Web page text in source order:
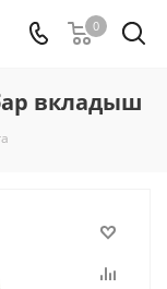
0
вкладыш